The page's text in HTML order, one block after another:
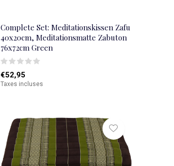
Complete Set: Meditationskissen Zafu
40x20cm, Meditationsmatte Zabuton
76x72cm Green
€52,95
Taxes incluses